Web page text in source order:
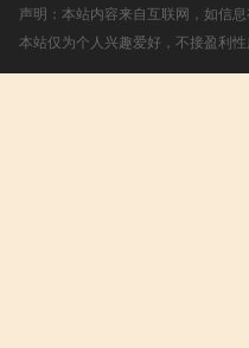
声明：本站内容来自互联网，如信
本站仅为个人兴趣爱好，不接盈利